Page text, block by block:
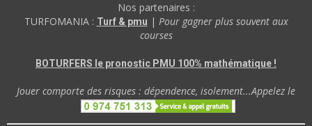
Nos partenaires :
TURFOMANIA : Turf & pmu | Pour gagner plus souvent aux
courses
BOTURFERS le pronostic PMU 100% mathématique !
Jouer comporte des risques : dépendence, isolement...Appelez le